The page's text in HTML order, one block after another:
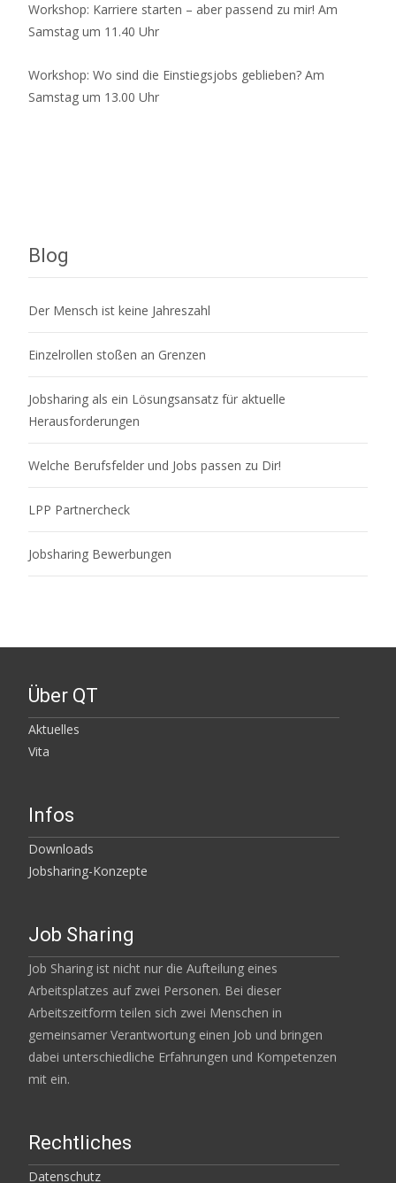
Workshop: Karriere starten – aber passend zu mir! Am
Samstag um 11.40 Uhr
Workshop: Wo sind die Einstiegsjobs geblieben? Am
Samstag um 13.00 Uhr
Blog
Der Mensch ist keine Jahreszahl
Einzelrollen stoßen an Grenzen
Jobsharing als ein Lösungsansatz für aktuelle
Herausforderungen
Welche Berufsfelder und Jobs passen zu Dir!
LPP Partnercheck
Jobsharing Bewerbungen
Über QT
Aktuelles
Vita
Infos
Downloads
Jobsharing-Konzepte
Job Sharing
Job Sharing ist nicht nur die Aufteilung eines
Arbeitsplatzes auf zwei Personen. Bei dieser
Arbeitszeitform teilen sich zwei Menschen in
gemeinsamer Verantwortung einen Job und bringen
dabei unterschiedliche Erfahrungen und Kompetenzen
mit ein.
Rechtliches
Datenschutz